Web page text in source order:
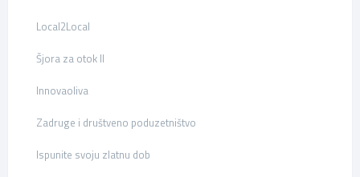
Local2Local
Šjora za otok II
Innovaoliva
Zadruge i društveno poduzetništvo
Ispunite svoju zlatnu dob